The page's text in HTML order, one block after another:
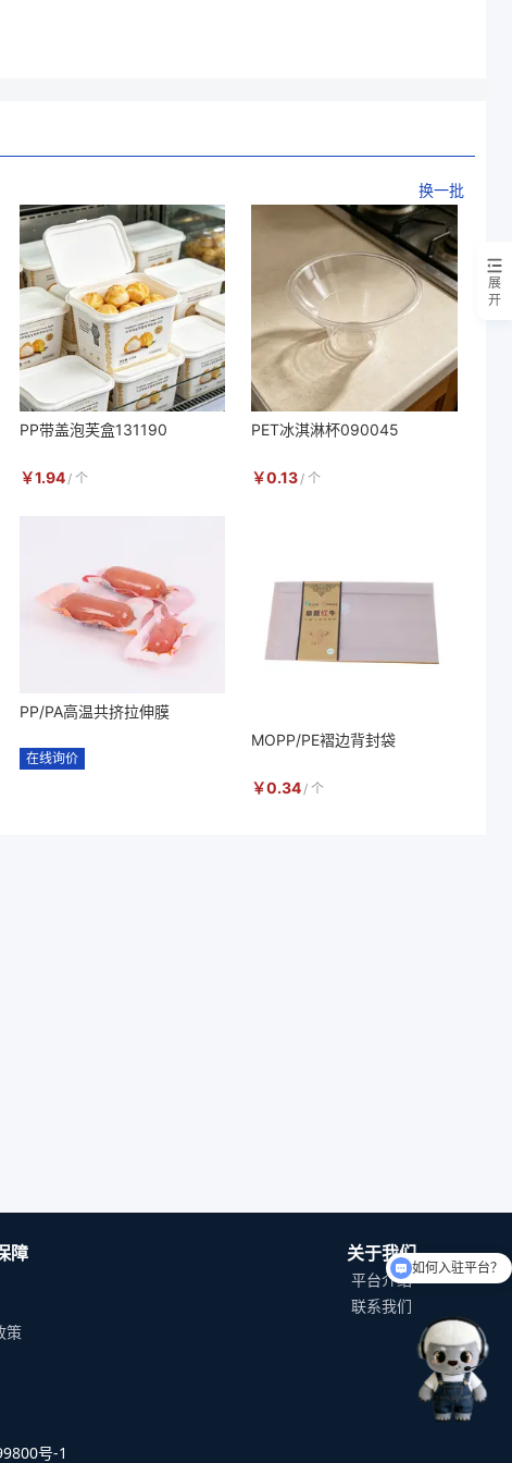
换一批
PP带盖泡芙盒131190
￥1.94 / 个
PET冰淇淋杯090045
￥0.13 / 个
PP/PA高温共挤拉伸膜
在线询价
MOPP/PE褶边背封袋
￥0.34/ 个
展
开
障
策
关于我们
平台介绍
联系我们
号-1
可以介绍下你们的产品么
如何入驻平台？